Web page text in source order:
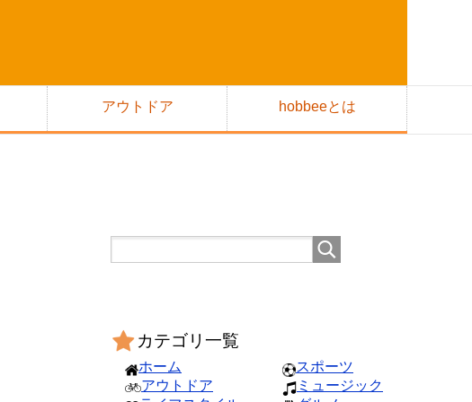
アウトドア hobbeeとは
カテゴリ一覧
ホーム
アウトドア
スポーツ
ミュージック